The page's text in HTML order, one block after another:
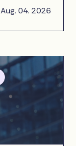
Aug. 04. 2026